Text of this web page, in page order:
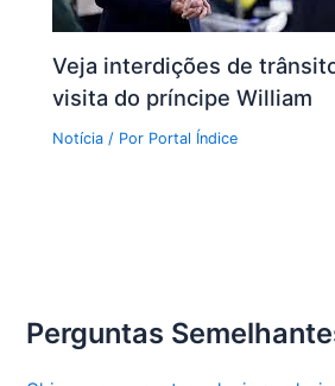
Veja interdições de
visita do príncipe William
Notícia / Por Portal Índice
Perguntas